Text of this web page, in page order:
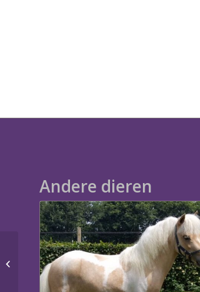
Andere dieren
NOVA Stables Yashar